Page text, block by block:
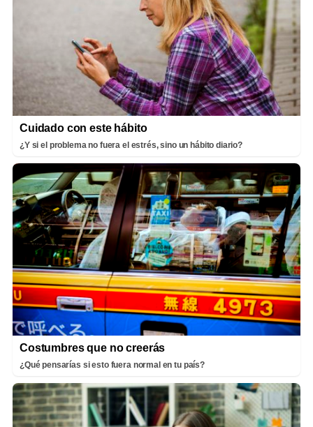
Cuidado con este hábito
¿Y si el problema no fuera el estrés, sino un hábito diario?
Costumbres que no creerás
¿Qué pensarías si esto fuera normal en tu país?